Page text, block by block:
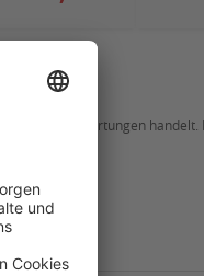
echte Bewertungen